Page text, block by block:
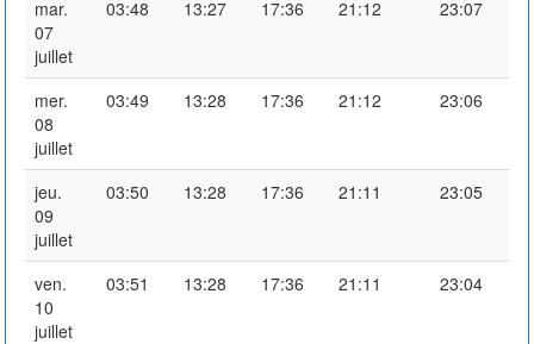
mar.
07
juillet
03:48 13:27 17:36 21:12 23:07
mer.
08
juillet
03:49 13:28 17:36 21:12 23:06
jeu.
09
juillet
03:50 13:28 17:36 21:11 23:05
ven.
10
juillet
03:51 13:28 17:36 21:11 23:04